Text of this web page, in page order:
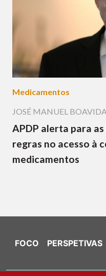
Medicamentos
JOSÉ MANUEL BOAVIDA
APDP alerta para
regras no acesso à
medicamentos
FOCO PERSPETIVAS